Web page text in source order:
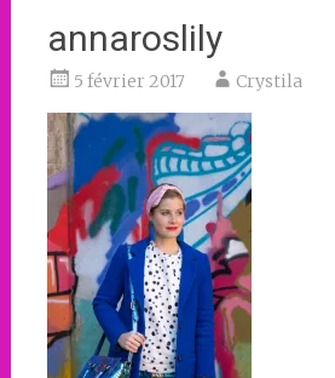
annaroslily
5 février 2017 Crystila